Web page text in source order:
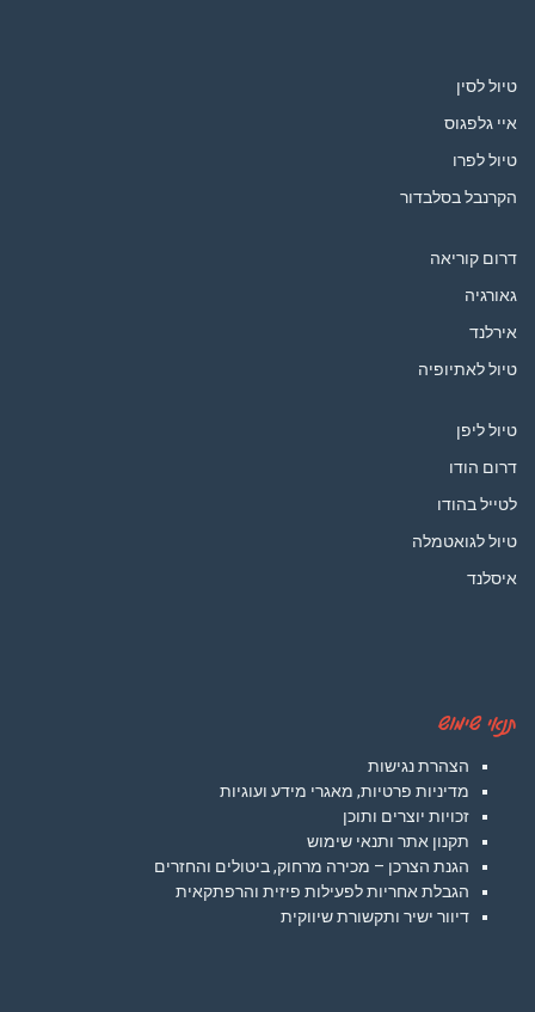
טיול לסין
איי גלפגוס
טיול לפרו
הקרנבל בסלבדור
דרום קוריאה
גאורגיה
אירלנד
טיול לאתיופיה
טיול ליפן
דרום הודו
לטייל בהודו
טיול לגואטמלה
איסלנד
תנאי שימוש
הצהרת נגישות
מדיניות פרטיות, מאגרי מידע ועוגיות
זכויות יוצרים ותוכן
תקנון אתר ותנאי שימוש
הגנת הצרכן – מכירה מרחוק, ביטולים והחזרים
הגבלת אחריות לפעילות פיזית והרפתקאית
דיוור ישיר ותקשורת שיווקית